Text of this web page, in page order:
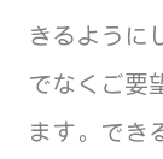
きるように
でなくご要
ます。でき